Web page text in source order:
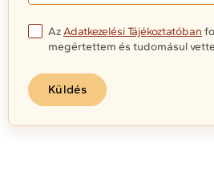
AzAdatkezelési Tájékoztatóban
megértettem és tudomásul
Küldés